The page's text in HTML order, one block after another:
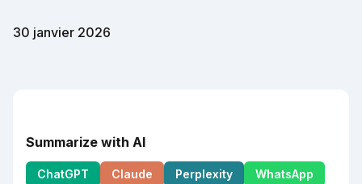
30 janvier 2026
Summarize with AI
ChatGPT Claude Perplexity
WhatsApp